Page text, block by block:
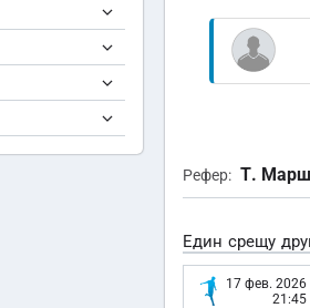
Рефер: Т.
Един срещу
17 фев. 2026
21:45